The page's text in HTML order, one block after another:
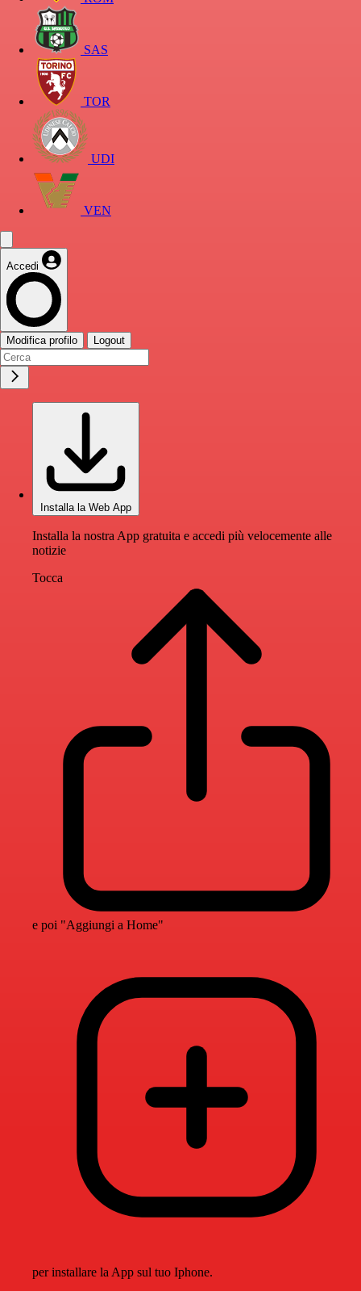
SAS
TOR
UDI
VEN
Accedi
Modifica profilo Logout
Installa la Web App
Installa la nostra App gratuita e accedi più velocemente alle
notizie
Tocca
e poi "Aggiungi a Home"
per installare la App sul tuo Iphone.